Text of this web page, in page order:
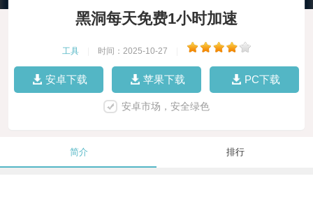
黑洞每天免费1小时加速
工具 时间：2025-10-27
安卓下载 苹果下载 PC下载
安卓市场，安全绿色
简介 排行